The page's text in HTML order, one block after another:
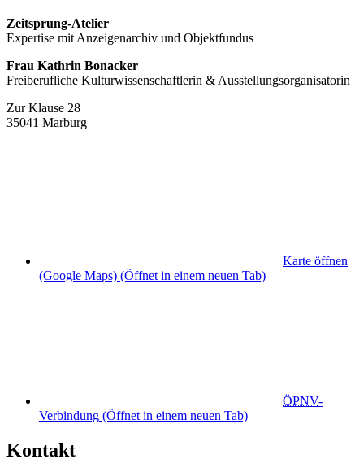
Zeitsprung-Atelier
Expertise mit Anzeigenarchiv und Objektfundus
Frau Kathrin Bonacker
Freiberufliche Kulturwissenschaftlerin & Ausstellungsorganisatorin
Zur Klause 28
35041 Marburg
Karte öffnen
(Google Maps) (Öffnet in einem neuen Tab)
ÖPNV-
Verbindung (Öffnet in einem neuen Tab)
Kontakt